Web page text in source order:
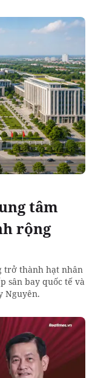
tâm
rộng
trở thành hạt nhân
sân bay quốc tế và
Nguyên.